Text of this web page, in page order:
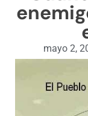
mayo 2,